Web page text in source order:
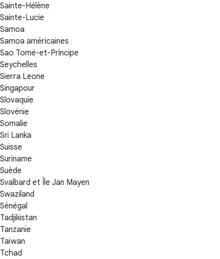
Sainte-Hélène
Sainte-Lucie
Samoa
Samoa américaines
Sao Tomé-et-Príncipe
Seychelles
Sierra Leone
Singapour
Slovaquie
Slovénie
Somalie
Sri Lanka
Suisse
Suriname
Suède
Svalbard et Île Jan Mayen
Swaziland
Sénégal
Tadjikistan
Tanzanie
Taïwan
Tchad